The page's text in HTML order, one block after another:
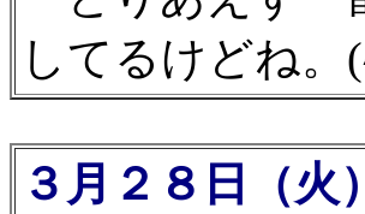
してるけどね。
３月２８日（火）